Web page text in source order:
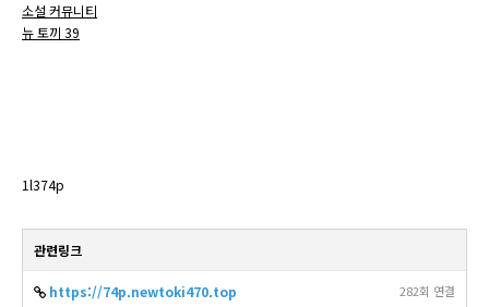
소설 커뮤니티
뉴 토끼 39
1l374p
관련링크
https://74p.newtoki470.top 282회 연결